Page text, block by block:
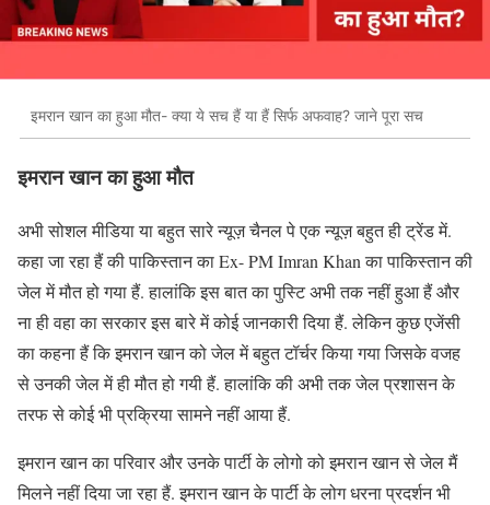
इमरान खान का हुआ मौत- क्या ये सच हैं या हैं सिर्फ अफवाह? जाने पूरा सच
इमरान खान का हुआ मौत
अभी सोशल मीडिया या बहुत सारे न्यूज़ चैनल पे एक न्यूज़ बहुत ही ट्रेंड में.
कहा जा रहा हैं की पाकिस्तान का Ex- PM Imran Khan का पाकिस्तान की
जेल में मौत हो गया हैं. हालांकि इस बात का पुस्टि अभी तक नहीं हुआ हैं और
ना ही वहा का सरकार इस बारे में कोई जानकारी दिया हैं. लेकिन कुछ एजेंसी
का कहना हैं कि इमरान खान को जेल में बहुत टॉर्चर किया गया जिसके वजह
से उनकी जेल में ही मौत हो गयी हैं. हालांकि की अभी तक जेल प्रशासन के
तरफ से कोई भी प्रक्रिया सामने नहीं आया हैं.
इमरान खान का परिवार और उनके पार्टी के लोगो को इमरान खान से जेल मैं
मिलने नहीं दिया जा रहा हैं. इमरान खान के पार्टी के लोग धरना प्रदर्शन भी